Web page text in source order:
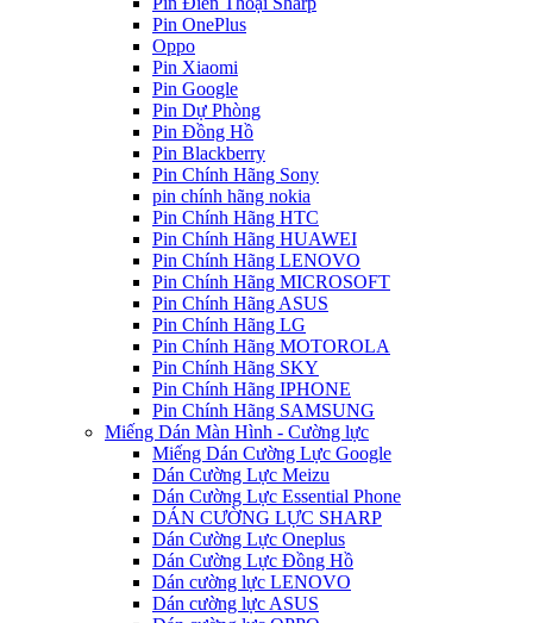
Pin OnePlus
Oppo
Pin Xiaomi
Pin Google
Pin Dự Phòng
Pin Đồng Hồ
Pin Blackberry
Pin Chính Hãng Sony
pin chính hãng nokia
Pin Chính Hãng HTC
Pin Chính Hãng HUAWEI
Pin Chính Hãng LENOVO
Pin Chính Hãng MICROSOFT
Pin Chính Hãng ASUS
Pin Chính Hãng LG
Pin Chính Hãng MOTOROLA
Pin Chính Hãng SKY
Pin Chính Hãng IPHONE
Pin Chính Hãng SAMSUNG
Miếng Dán Màn Hình - Cường lực
Miếng Dán Cường Lực Google
Dán Cường Lực Meizu
Dán Cường Lực Essential Phone
DÁN CƯỜNG LỰC SHARP
Dán Cường Lực Oneplus
Dán Cường Lực Đồng Hồ
Dán cường lực LENOVO
Dán cường lực ASUS